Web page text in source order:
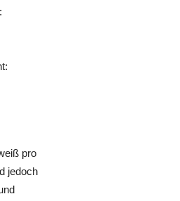
pro
jedoch